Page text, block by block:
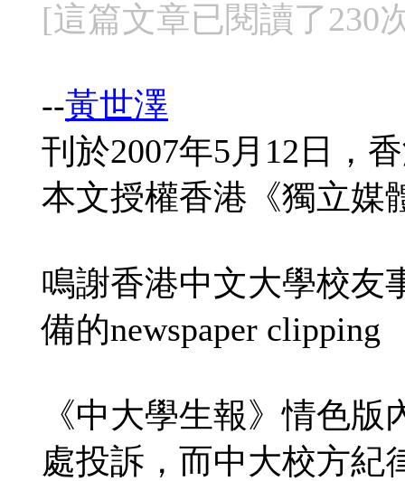
[這篇文章已閱讀了230
--黃世澤
刊於2007年5月12日，
本文授權香港《獨立媒
鳴謝香港中文大學校友
備的newspaper clipping
《中大學生報》情色
處投訴，而中大校方紀